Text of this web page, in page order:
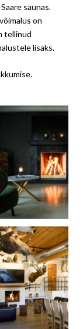
saunas.
on
tellinud
lisaks.